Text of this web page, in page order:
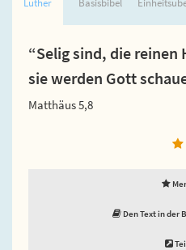
“Selig sind, die reinen
sie werden Gott
Matthäus 5,8
Den Text in der